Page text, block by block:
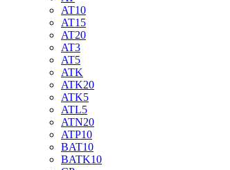
AT10
AT15
AT20
AT3
AT5
ATK
ATK20
ATK5
ATL5
ATN20
ATP10
BAT10
BATK10